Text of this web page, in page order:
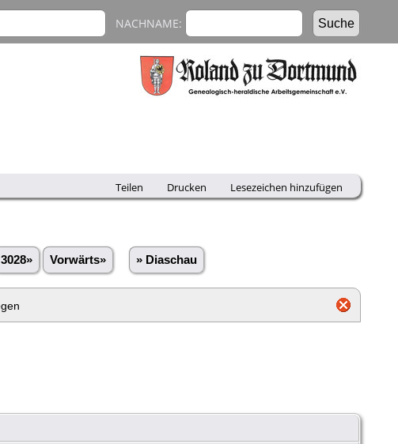
NACHNAME:
Teilen Drucken Lesezeichen hinzufügen
3028» Vorwärts» » Diaschau